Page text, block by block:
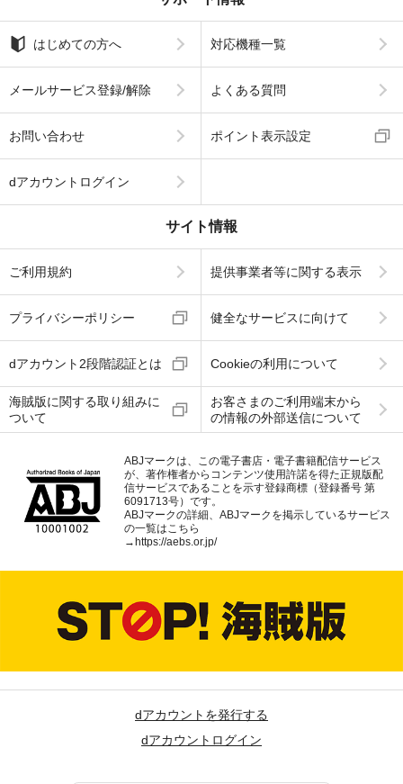
はじめての方へ 対応機種一覧
メールサービス登録/解除 よくある質問
お問い合わせ ポイント表示設定
dアカウントログイン
サイト情報
ご利用規約 提供事業者等に関する表示
プライバシーポリシー 健全なサービスに向けて
dアカウント2段階認証とは Cookieの利用について
海賊版に関する取り組みに
ついて
お客さまのご利用端末から
の情報の外部送信について
ABJマークは、この電子書店・電子書籍配信サービス
が、著作権者からコンテンツ使用許諾を得た正規版配
信サービスであることを示す登録商標（登録番号 第
6091713号）です。
ABJマークの詳細、ABJマークを掲示しているサービス
の一覧はこちら
→https://aebs.or.jp/
dアカウントを発行する
dアカウントログイン